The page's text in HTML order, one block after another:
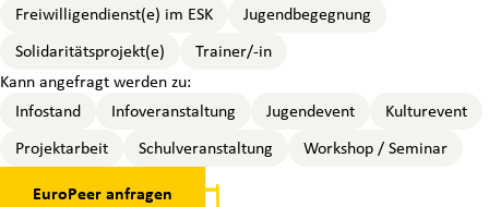
Freiwilligendienst(e) im ESK
Jugendbegegnung
Solidaritätsprojekt(e)
Trainer/-in
Kann angefragt werden zu:
Infostand
Infoveranstaltung Jugendevent
Kulturevent
Projektarbeit
Schulveranstaltung Workshop / Seminar
EuroPeer anfragen